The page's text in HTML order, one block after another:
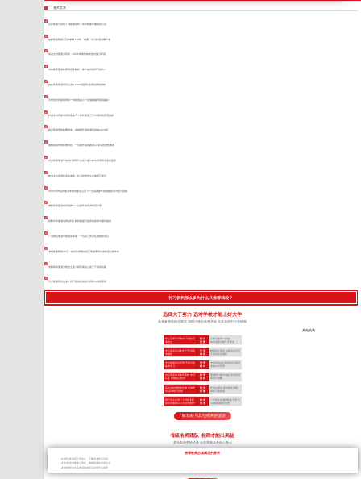
相关文章
达州复读可以吗？别急着报班，先听听家长圈的真心话
达州复读预算1万多够吗？自学、网课、补习到底选哪个值
凉山全封闭复读培训：2026年家长如何选对提分环境
京翰教育复读收费明细全解析，家长如何选班不踩坑？
自贡高考复读班怎么选？2026届家长必看的择校真相
泸州全封闭复读班待一年能涨多少？这笔账越早算清越好
阿坝全封闭复读班到底多严？家长陪读三个月看到的管理真相
四川复读学校收费排名，成都家长选校避坑指南2026版
德阳复读学校收费对比：一位家长实地跑完12家后的理性账本
自贡高考复读学校排行榜靠什么定？提分账本里师资才是定盘星
南充文科高考复读这条路，什么样的学生才能真正提分
2025泸州高考复读学校到底怎么选？一位高四家长的选校实录与提分真相
德阳高考复读如何选择？一位家长的亲身经历分享
绵阳中学复读值得去吗？刷真题提分的真实效果与避坑指南
广元附近复读学校真实摸底：一位高三班主任的择校手记
成都复读预算10万：如何合理规划高三复读费用与选择适合的学校
资阳高考复读学校怎么选？家长最关心的三个真实问题
乐山复读班怎么选？高三复读生的提分真相与选择逻辑
补习机构那么多为什么只推荐我校？
选择大于努力 选对学校才能上好大学
高考备考院校分两类 深耕川考的高考学校 与其余的中小学机构
其他机构
专注高考应试教学 只招收高
考学生
招 生
范 围
小初高辅导一起做
对高考应试教学不专业
专注高考应试教学 只开设高
考课程
开 设
课 程
根据招生情况 临时决定开设
小初高任意课程
全封闭规范化管理 严抓日常
备考学习
管 理
模 式
非封闭式(或“半封闭式”)管理
非集中式管理
自主研发TLE教学系统 专利
认证 掌握核心技术
教 学
流 程
照搬同行教学流程 学到表面
依葫芦画瓢
高标准校园配套设施 设施齐
全 高考绝不将就
硬 件
设 施
作坊式课堂 硬件条件局限
很多只能将就
两个班主任带一个班加专职
的夜班老师24小时全程陪护
教 学
管 理
一个班主任老师带多个班 无
法做到精细化管理
了解我校与其他机构的差距
省级名师团队 名师才能出高徒
多年高考带班经验 全面掌握高考核心考点
授课教师必须满足的要求
带过多届高三毕业生，了解高考常见问题
对高考考纲深入研究，准确把握高考得分点
所带毕业生高考成绩优异且深受学生喜爱